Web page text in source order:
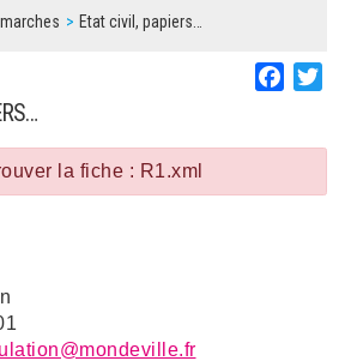
Etat civil, papiers…
la fiche : R1.xml
COMMUNAL
PUBLICITÉ
DE SUBVENTION